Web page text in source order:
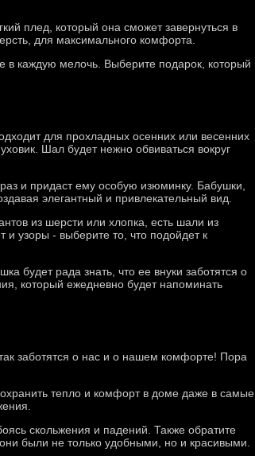
плед, который она сможет завернуться в
для максимального комфорта.
в каждую мелочь. Выберите подарок, который
для прохладных осенних или весенних
Шал будет нежно обвиваться вокруг
и придаст ему особую изюминку. Бабушки,
элегантный и привлекательный вид.
из шерсти или хлопка, есть шали из
узоры - выберите то, что подойдет к
будет рада знать, что ее внуки заботятся о
который ежедневно будет напоминать
заботятся о нас и о нашем комфорте! Пора
тепло и комфорт в доме даже в самые
скольжения и падений. Также обратите
были не только удобными, но и красивыми.